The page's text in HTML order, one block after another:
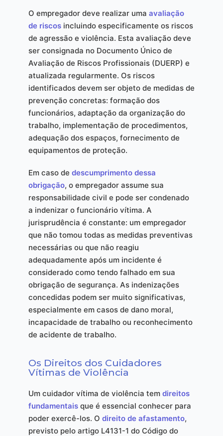
O empregador deve realizar uma avaliação
de riscosincluindo especificamente os riscos
de agressão e violência. Esta avaliação deve
ser consignada no Documento Único de
Avaliação de Riscos Profissionais (DUERP) e
atualizada regularmente. Os riscos
identificados devem ser objeto de medidas de
prevenção concretas: formação dos
funcionários, adaptação da organização do
trabalho, implementação de procedimentos,
adequação dos espaços, fornecimento de
equipamentos de proteção.
Em caso de descumprimento dessa
obrigação, o empregador assume sua
responsabilidade civil e pode ser condenado
a indenizar o funcionário vítima. A
jurisprudência é constante: um empregador
que não tomou todas as medidas preventivas
necessárias ou que não reagiu
adequadamente após um incidente é
considerado como tendo falhado em sua
obrigação de segurança. As indenizações
concedidas podem ser muito significativas,
especialmente em casos de dano moral,
incapacidade de trabalho ou reconhecimento
de acidente de trabalho.
Os Direitos dos Cuidadores
Vítimas de Violência
Um cuidador vítima de violência tem direitos
fundamentaisque é essencial conhecer para
poder exercê-los. O direito de afastamento,
previsto pelo artigo L4131-1 do Código do